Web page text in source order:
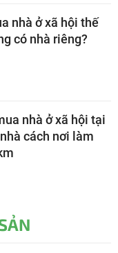
nhà ở xã hội thế
có nhà riêng?
nhà ở xã hội tại
cách nơi làm